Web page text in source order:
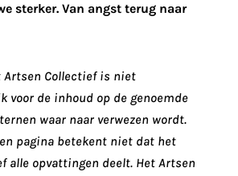
sterker. Van angst terug naar
Artsen Collectief is niet
voor de inhoud op de genoemde
waar naar verwezen wordt.
pagina betekent niet dat het
alle opvattingen deelt. Het Artsen